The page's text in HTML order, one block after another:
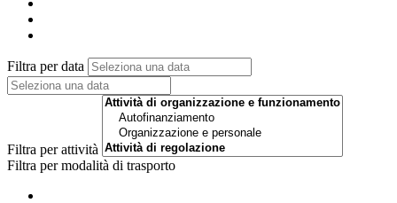
Filtra per data
Filtra per attività
Filtra per modalità di trasporto